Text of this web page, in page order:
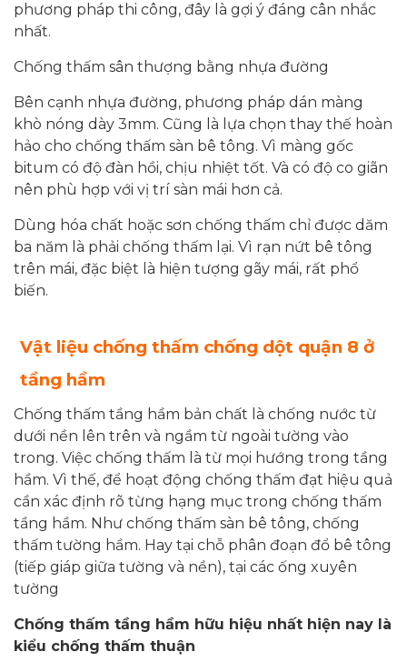
phương pháp thi công, đây là gợi ý đáng cân nhắc
nhất.
Chống thấm sân thượng bằng nhựa đường
Bên cạnh nhựa đường, phương pháp dán màng
khò nóng dày 3mm. Cũng là lựa chọn thay thế hoàn
hảo cho chống thấm sàn bê tông. Vì màng gốc
bitum có độ đàn hồi, chịu nhiệt tốt. Và có độ co giãn
nên phù hợp với vị trí sàn mái hơn cả.
Dùng hóa chất hoặc sơn chống thấm chỉ được dăm
ba năm là phải chống thấm lại. Vì rạn nứt bê tông
trên mái, đặc biệt là hiện tượng gãy mái, rất phổ
biến.
Vật liệu chống thấm chống dột quận 8 ở
tầng hầm
Chống thấm tầng hầm bản chất là chống nước từ
dưới nền lên trên và ngầm từ ngoài tường vào
trong. Việc chống thấm là từ mọi hướng trong tầng
hầm. Vì thế, để hoạt động chống thấm đạt hiệu quả
cần xác định rõ từng hạng mục trong chống thấm
tầng hầm. Như chống thấm sàn bê tông, chống
thấm tường hầm. Hay tại chỗ phân đoạn đổ bê tông
(tiếp giáp giữa tường và nền), tại các ống xuyên
tường
Chống thấm tầng hầm hữu hiệu nhất hiện nay là
kiểu chống thấm thuận